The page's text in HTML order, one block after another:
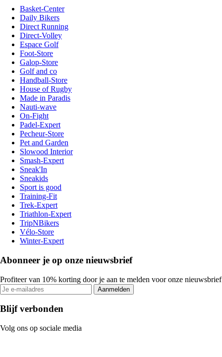
Basket-Center
Daily Bikers
Direct Running
Direct-Volley
Espace Golf
Foot-Store
Galop-Store
Golf and co
Handball-Store
House of Rugby
Made in Paradis
Nauti-wave
On-Fight
Padel-Expert
Pecheur-Store
Pet and Garden
Slowood Interior
Smash-Expert
Sneak'In
Sneakids
Sport is good
Training-Fit
Trek-Expert
Triathlon-Expert
TripNBikers
Vélo-Store
Winter-Expert
Abonneer je op onze nieuwsbrief
Profiteer van 10% korting door je aan te melden voor onze nieuwsbrief
Aanmelden
Blijf verbonden
Volg ons op sociale media